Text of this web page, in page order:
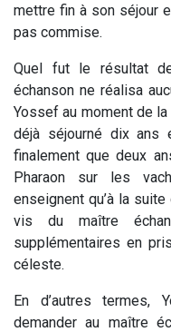
mettre fin à son séjour
pas commise.
Quel fut le résultat
échanson ne réalisa
Yossef au moment de
déjà séjourné dix ans
finalement que deux
Pharaon sur les
enseignent qu’à la suite
vis du maître
supplémentaires en
céleste.
En d’autres termes,
demander au maître